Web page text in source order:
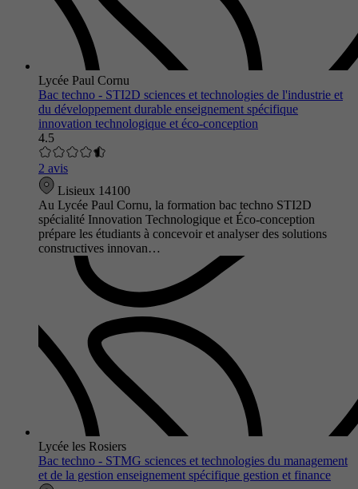
Lycée Paul Cornu
Bac techno - STI2D sciences et technologies de l'industrie et
du développement durable enseignement spécifique
innovation technologique et éco-conception
4.5
2 avis
Lisieux 14100
Au Lycée Paul Cornu, la formation bac techno STI2D
spécialité Innovation Technologique et Éco-conception
prépare les étudiants à concevoir et analyser des solutions
constructives innovan…
Lycée les Rosiers
Bac techno - STMG sciences et technologies du management
et de la gestion enseignement spécifique gestion et finance